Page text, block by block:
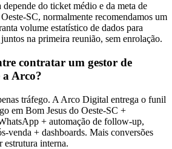
do ticket médio e da meta de
SC, normalmente recomendamos um
volume estatístico de dados para
na primeira reunião, sem enrolação.
contratar um gestor de
a Arco?
tráfego. A Arco Digital entrega o funil
em Bom Jesus do Oeste-SC +
+ automação de follow-up,
venda + dashboards. Mais conversões
estrutura interna.